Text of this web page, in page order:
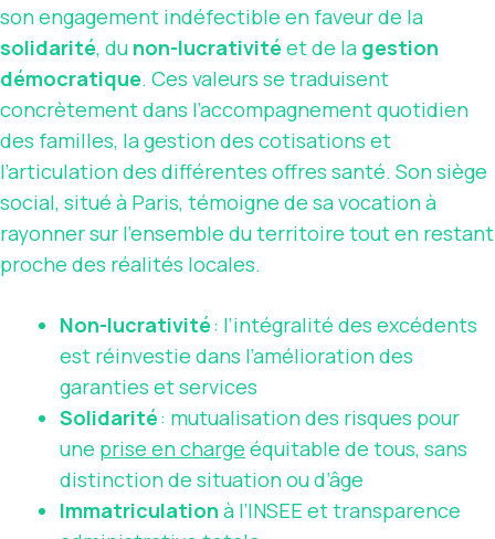
son engagement indéfectible en faveur de la
solidarité, du non-lucrativité et de la gestion
démocratique. Ces valeurs se traduisent
concrètement dans l’accompagnement quotidien
des familles, la gestion des cotisations et
l’articulation des différentes offres santé. Son siège
social, situé à Paris, témoigne de sa vocation à
rayonner sur l’ensemble du territoire tout en restant
proche des réalités locales.
Non-lucrativité: l’intégralité des excédents
est réinvestie dans l’amélioration des
garanties et services
Solidarité: mutualisation des risques pour
une prise en charge équitable de tous, sans
distinction de situation ou d’âge
Immatriculation à l’INSEE et transparence